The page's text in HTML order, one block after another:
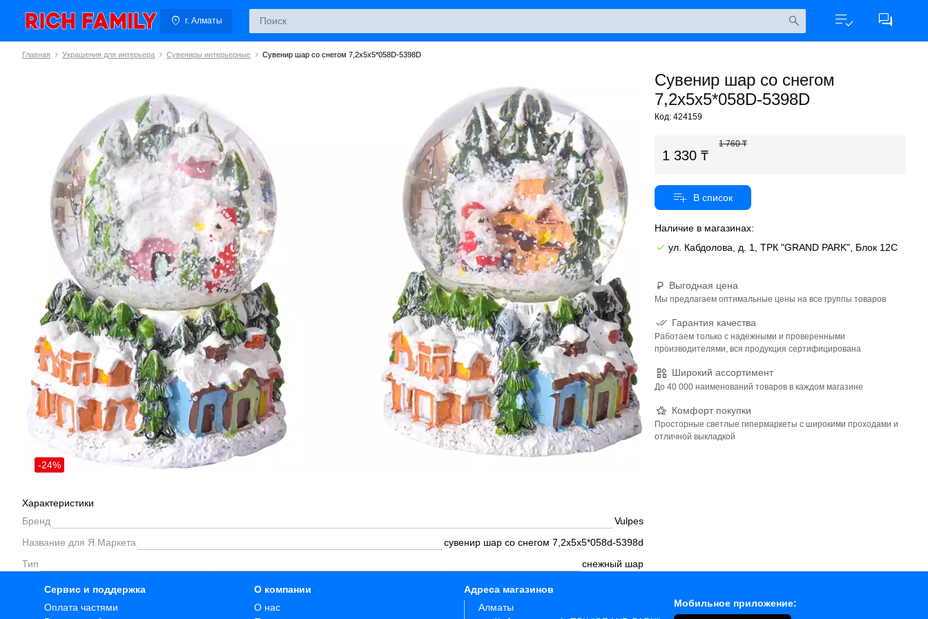
г. Алматы
Главная Украшения для интерьера Сувениры интерьерные Сувенир шар со снегом 7,2х5х5*058D-5398D
Сувенир шар со снегом
7,2х5х5*058D-5398D
Код: 424159
-24%
1 330
1 760
Наличие в магазинах:
ул. Кабдолова, д. 1, ТРК "GRAND PARK", Блок 12C
Выгодная цена
Мы предлагаем оптимальные цены на все группы товаров
Гарантия качества
Работаем только с надежными и проверенными
производителями, вся продукция сертифицирована
Широкий ассортимент
До 40 000 наименований товаров в каждом магазине
Комфорт покупки
Просторные светлые гипермаркеты с широкими проходами и
отличной выкладкой
Характеристики
Бренд
Vulpes
Название для Я.Маркета
сувенир шар со снегом 7,2х5х5*058d-5398d
Тип
снежный шар
Сервис и поддержка
Оплата частями
О компании
О нас
Адреса магазинов
Алматы
Мобильное приложение: